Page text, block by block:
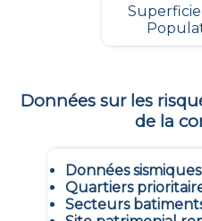
Superficie
Données sur les
de la
Données sismiques
Quartiers
Secteurs